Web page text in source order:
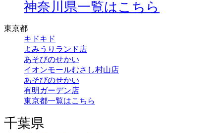
神奈川県一覧はこちら
東京都
キドキド
よみうりランド店
あそびのせかい
イオンモールむさし村山店
あそびのせかい
有明ガーデン店
東京都一覧はこちら
千葉県